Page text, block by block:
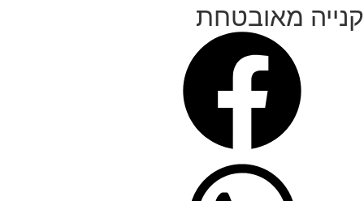
קנייה מאובטחת